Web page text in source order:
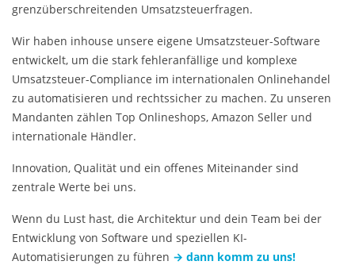
grenzüberschreitenden Umsatzsteuerfragen.
Wir haben inhouse unsere eigene Umsatzsteuer-Software
entwickelt, um die stark fehleranfällige und komplexe
Umsatzsteuer-Compliance im internationalen Onlinehandel
zu automatisieren und rechtssicher zu machen. Zu unseren
Mandanten zählen Top Onlineshops, Amazon Seller und
internationale Händler.
Innovation, Qualität und ein offenes Miteinander sind
zentrale Werte bei uns.
Wenn du Lust hast, die Architektur und dein Team bei der
Entwicklung von Software und speziellen KI-
Automatisierungen zu führen → dann komm zu uns!